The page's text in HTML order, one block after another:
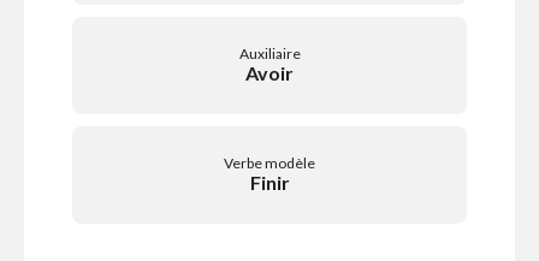
Auxiliaire
Avoir
Verbe modèle
Finir